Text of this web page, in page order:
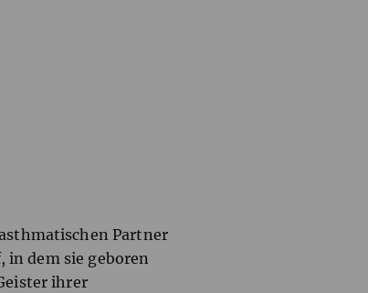
Partner
in dem sie geboren
ihrer